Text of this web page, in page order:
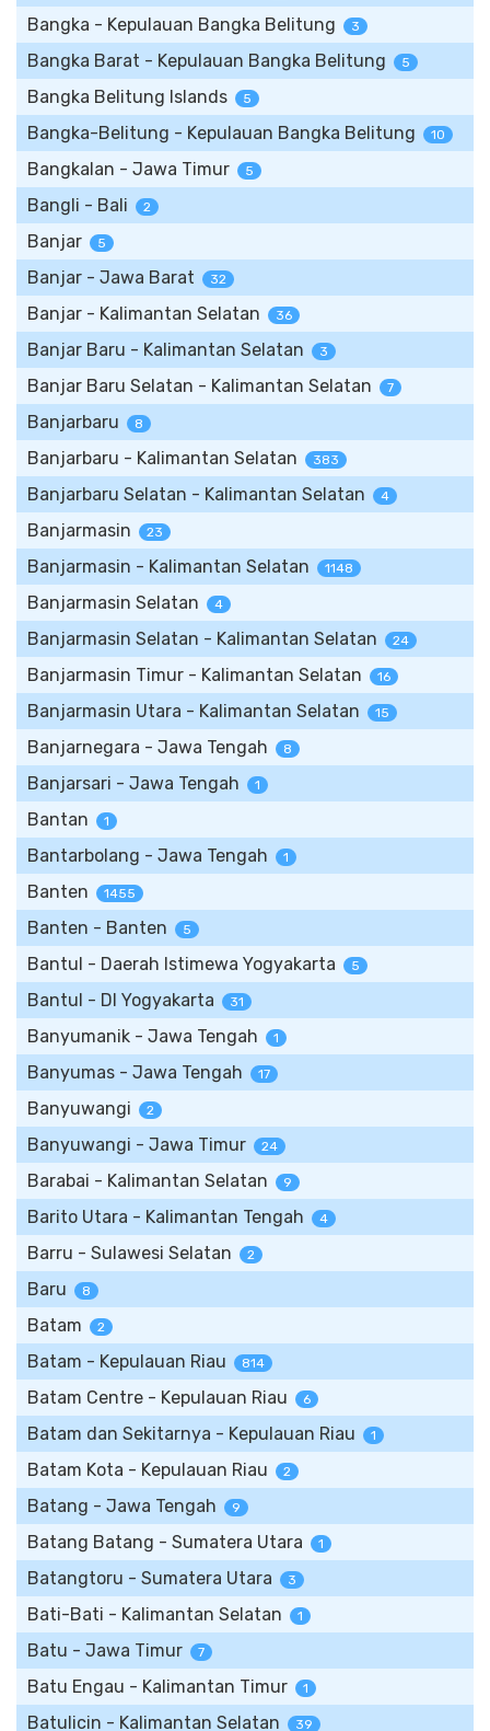
Bangka - Kepulauan Bangka Belitung 3
Bangka Barat - Kepulauan Bangka Belitung 5
Bangka Belitung Islands 5
Bangka-Belitung - Kepulauan Bangka Belitung 10
Bangkalan - Jawa Timur 5
Bangli - Bali 2
Banjar 5
Banjar - Jawa Barat 32
Banjar - Kalimantan Selatan 36
Banjar Baru - Kalimantan Selatan 3
Banjar Baru Selatan - Kalimantan Selatan 7
Banjarbaru 8
Banjarbaru - Kalimantan Selatan 383
Banjarbaru Selatan - Kalimantan Selatan 4
Banjarmasin 23
Banjarmasin - Kalimantan Selatan 1148
Banjarmasin Selatan 4
Banjarmasin Selatan - Kalimantan Selatan 24
Banjarmasin Timur - Kalimantan Selatan 16
Banjarmasin Utara - Kalimantan Selatan 15
Banjarnegara - Jawa Tengah 8
Banjarsari - Jawa Tengah 1
Bantan 1
Bantarbolang - Jawa Tengah 1
Banten 1455
Banten - Banten 5
Bantul - Daerah Istimewa Yogyakarta 5
Bantul - DI Yogyakarta 31
Banyumanik - Jawa Tengah 1
Banyumas - Jawa Tengah 17
Banyuwangi 2
Banyuwangi - Jawa Timur 24
Barabai - Kalimantan Selatan 9
Barito Utara - Kalimantan Tengah 4
Barru - Sulawesi Selatan 2
Baru 8
Batam 2
Batam - Kepulauan Riau 814
Batam Centre - Kepulauan Riau 6
Batam dan Sekitarnya - Kepulauan Riau 1
Batam Kota - Kepulauan Riau 2
Batang - Jawa Tengah 9
Batang Batang - Sumatera Utara 1
Batangtoru - Sumatera Utara 3
Bati-Bati - Kalimantan Selatan 1
Batu - Jawa Timur 7
Batu Engau - Kalimantan Timur 1
Batulicin - Kalimantan Selatan 39